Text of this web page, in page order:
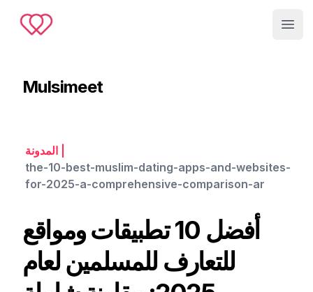
Muslimeet
Mulsimeet
المدونة
the-10-best-muslim-dating-apps-and-websites-
for-2025-a-comprehensive-comparison-ar
أفضل 10 تطبيقات ومواقع
للتعارف للمسلمين لعام